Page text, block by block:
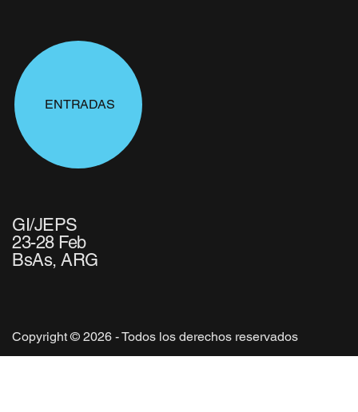
ENTRADAS
GI/JEPS
23-28 Feb
BsAs, ARG
Copyright © 2026 - Todos los derechos reservados